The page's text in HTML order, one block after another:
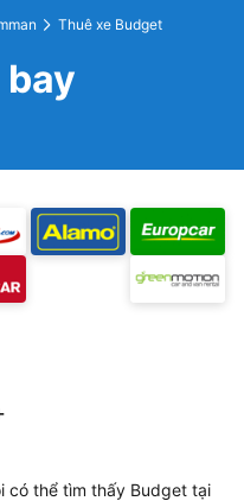
Thuê xe Budget
bay
có thể tìm thấy Budget tại